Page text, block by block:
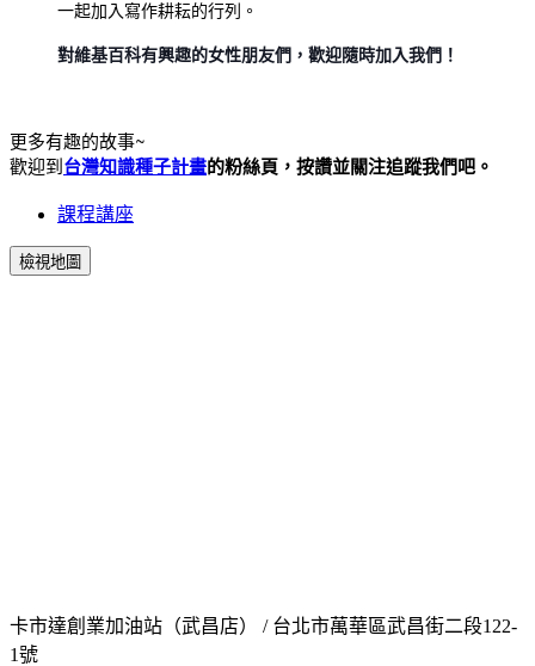
一起加入寫作耕耘的行列。
對維基百科有興趣的女性朋友們，歡迎隨時加入我們！
更多有趣的故事~
歡迎到台灣知識種子計畫的粉絲頁，按讚並關注追蹤我們吧。
課程講座
檢視地圖
卡市達創業加油站（武昌店） / 台北市萬華區武昌街二段122-
1號